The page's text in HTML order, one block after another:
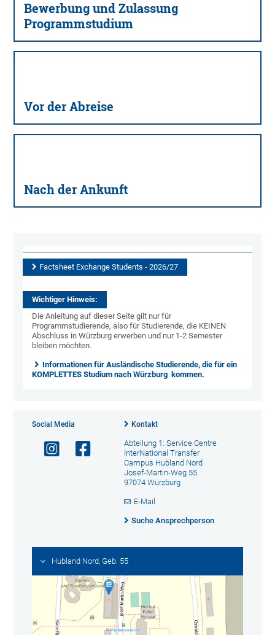
Bewerbung und Zulassung
Programmstudium
Vor der Abreise
Nach der Ankunft
Factsheet Exchange Students - 2026/27
Wichtiger Hinweis:
Die Anleitung auf dieser Seite gilt nur für
Programmstudierende, also für Studierende, die KEINEN
Abschluss in Würzburg erwerben und nur 1-2 Semester
bleiben möchten.
Informationen für Ausländische Studierende, die für ein
KOMPLETTES Studium nach Würzburg kommen.
Social Media Kontakt
Abteilung 1: Service Centre
InterNational Transfer
Campus Hubland Nord
Josef-Martin-Weg 55
97074 Würzburg
E-Mail
Suche Ansprechperson
Hubland Nord, Geb. 55